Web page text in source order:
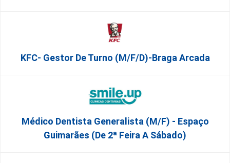
KFC- Gestor De Turno (m/f/d)-Braga Arcada
Médico Dentista Generalista (M/F) - Espaço
Guimarães (De 2ª Feira A Sábado)